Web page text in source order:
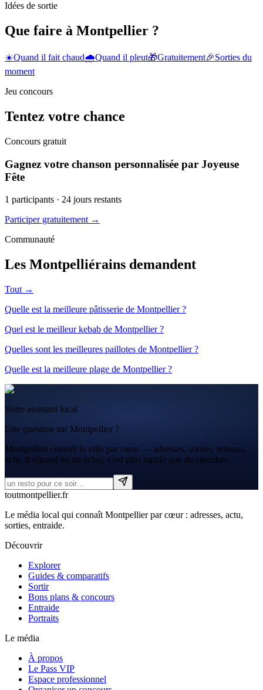
Idées de sortie
Que faire à Montpellier ?
☀️Quand il fait chaud🌧️Quand il pleut🎁Gratuitement🎉Sorties du
moment
Jeu concours
Tentez votre chance
Concours gratuit
Gagnez votre chanson personnalisée par Joyeuse
Fête
1 participants · 24 jours restants
Participer gratuitement →
Communauté
Les Montpelliérains demandent
Tout →
Quelle est la meilleure pâtisserie de Montpellier ?
Quel est le meilleur kebab de Montpellier ?
Quelles sont les meilleures paillotes de Montpellier ?
Quelle est la meilleure plage de Montpellier ?
Votre assistant local
Une question sur Montpellier ?
Montpellito connaît la ville par cœur — adresses, sorties, artisans,
actu. Il répond en un éclair, c'est plus rapide que de chercher.
toutmontpellier.fr
Le média local qui connaît Montpellier par cœur : adresses, actu,
sorties, entraide.
Découvrir
Explorer
Guides & comparatifs
Sortir
Bons plans & concours
Entraide
Portraits
Le média
À propos
Le Pass VIP
Espace professionnel